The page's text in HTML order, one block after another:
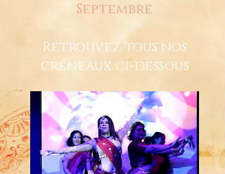
Septembre
Retrouvez tous nos
créneaux ci-dessous